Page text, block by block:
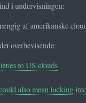
i undervisningen:
af amerikanske
overbevisende:
to US clouds
also mean locking